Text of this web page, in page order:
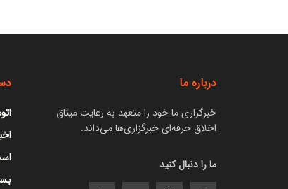
درباره ما
خبرگزاری ما خود را متعهد به رعایت میثاق
اخلاق حرفه‌ای خبرگزاری‌ها می‌داند.
ما را دنبال کنید